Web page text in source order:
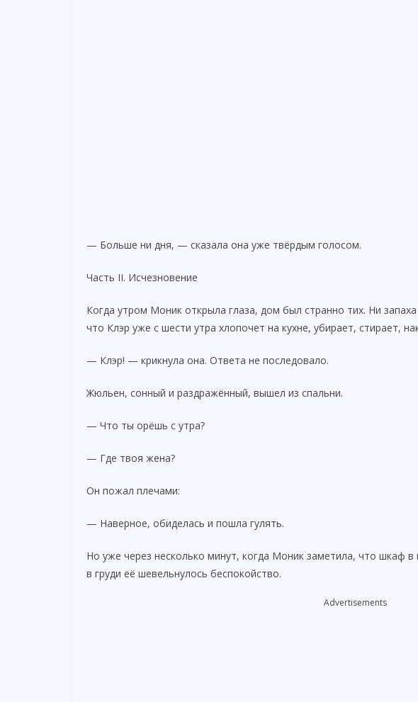
— Больше ни дня, — сказала она уже твёрдым голосом.
Часть II. Исчезновение
Когда утром Моник открыла глаза, дом был странно тих. Ни
что Клэр уже с шести утра хлопочет на кухне, убирает, стирает,
— Клэр! — крикнула она. Ответа не последовало.
Жюльен, сонный и раздражённый, вышел из спальни.
— Что ты орёшь с утра?
— Где твоя жена?
Он пожал плечами:
— Наверное, обиделась и пошла гулять.
Но уже через несколько минут, когда Моник заметила, что шкаф в
в груди её шевельнулось беспокойство.
Advertisements